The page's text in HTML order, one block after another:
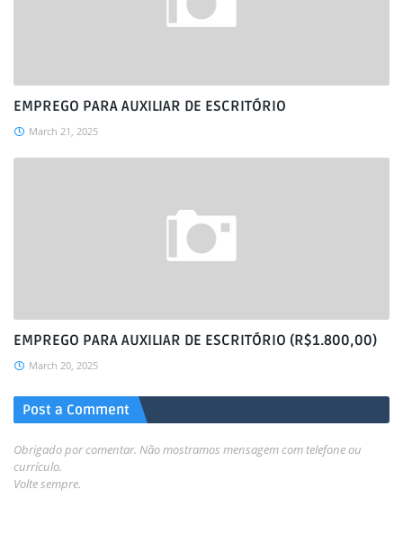
EMPREGO PARA AUXILIAR DE ESCRITÓRIO
March 21, 2025
EMPREGO PARA AUXILIAR DE ESCRITÓRIO (R$1.800,00)
March 20, 2025
Post a Comment
Obrigado por comentar. Não mostramos mensagem com telefone ou
currículo.
Volte sempre.